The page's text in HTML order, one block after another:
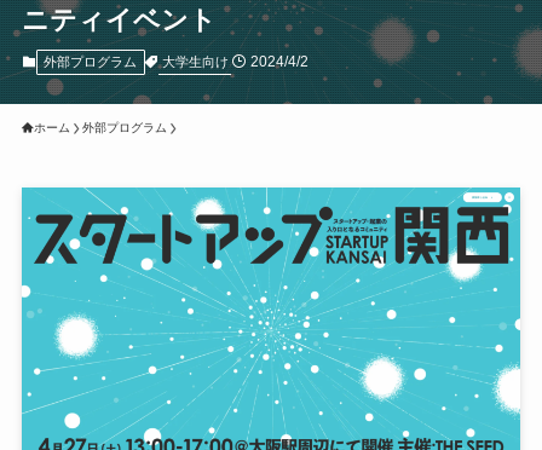
ニティイベント
外部プログラム 大学生向け 2024/4/2
ホーム 外部プログラム